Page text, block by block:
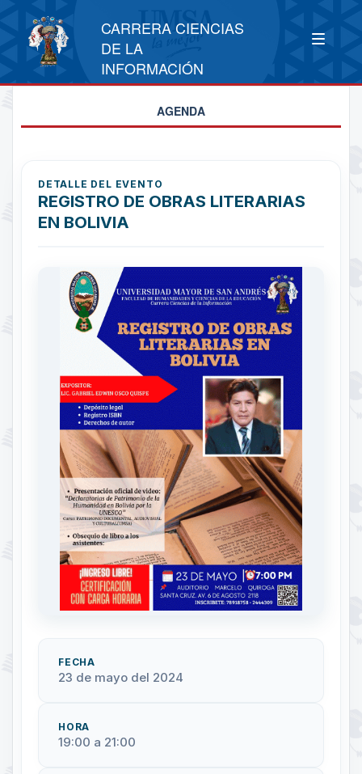
CARRERA CIENCIAS
DE LA
INFORMACIÓN
AGENDA
DETALLE DEL EVENTO
REGISTRO DE OBRAS LITERARIAS
EN BOLIVIA
FECHA
23 de mayo del 2024
HORA
19:00 a 21:00